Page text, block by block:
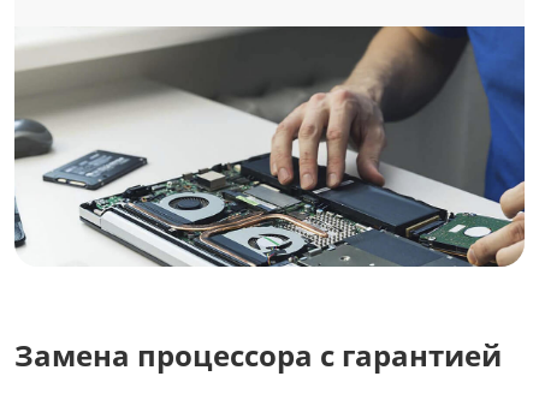
Замена процессора с гарантией